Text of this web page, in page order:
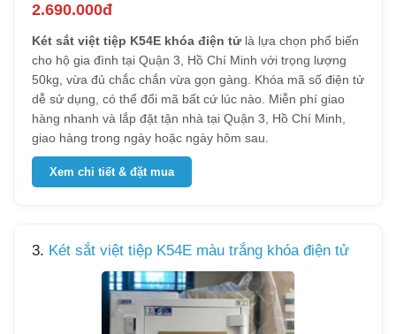
2.690.000đ
Két sắt việt tiệp K54E khóa điện tửlà lựa chọn phổ biến
cho hộ gia đình tại Quận 3, Hồ Chí Minh với trọng lượng
50kg, vừa đủ chắc chắn vừa gọn gàng. Khóa mã số điện tử
dễ sử dụng, có thể đổi mã bất cứ lúc nào. Miễn phí giao
hàng nhanh và lắp đặt tận nhà tại Quận 3, Hồ Chí Minh,
giao hàng trong ngày hoặc ngày hôm sau.
Xem chi tiết & đặt mua
3. Két sắt việt tiệp K54E màu trắng khóa điện tử